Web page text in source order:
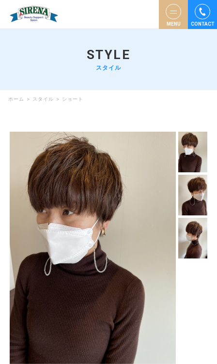
MENU CONTACT
STYLE
スタイル
ホーム > スタイル > ショート